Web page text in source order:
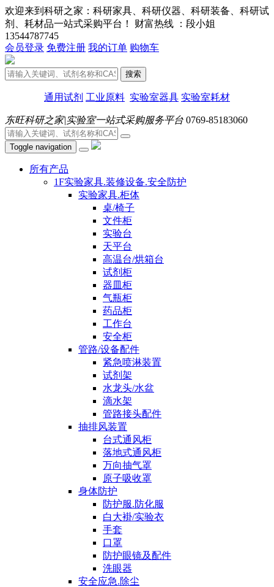
欢迎来到科研之家：科研家具、科研仪器、科研装备、科研试
剂、耗材品一站式采购平台！ 财富热线 ：段小姐
13544787745
会员登录 免费注册 我的订单 购物车
搜索
通用试剂 工业原料 实验室器具 实验室耗材
东旺科研之家|实验室一站式采购服务平台 0769-85183060
Toggle navigation
所有产品
1F实验家具.装修设备.安全防护
实验家具.柜体
桌/椅子
文件柜
实验台
天平台
高温台/烘箱台
试剂柜
器皿柜
气瓶柜
药品柜
工作台
安全柜
管路/设备配件
紧急喷淋装置
试剂架
水龙头/水盆
滴水架
管路接头配件
抽排风装置
台式通风柜
落地式通风柜
万向抽气罩
原子吸收罩
身体防护
防护服.防化服
白大褂/实验衣
手套
口罩
防护眼镜及配件
洗眼器
安全应急.除尘